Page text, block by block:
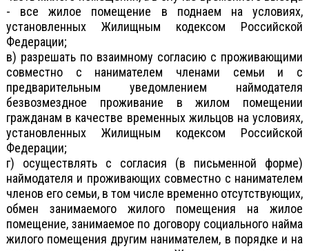
- все жилое помещение в поднаем на условиях,
установленных Жилищным кодексом Российской
Федерации;
в) разрешать по взаимному согласию с проживающими
совместно с нанимателем членами семьи и с
предварительным уведомлением наймодателя
безвозмездное проживание в жилом помещении
гражданам в качестве временных жильцов на условиях,
установленных Жилищным кодексом Российской
Федерации;
г) осуществлять с согласия (в письменной форме)
наймодателя и проживающих совместно с нанимателем
членов его семьи, в том числе временно отсутствующих,
обмен занимаемого жилого помещения на жилое
помещение, занимаемое по договору социального найма
жилого помещения другим нанимателем, в порядке и на